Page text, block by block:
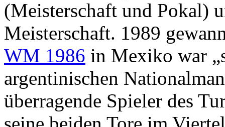
(Meisterschaft und Pokal)
Meisterschaft. 1989
WM 1986 in Mexiko war
argentinischen
überragende Spieler des